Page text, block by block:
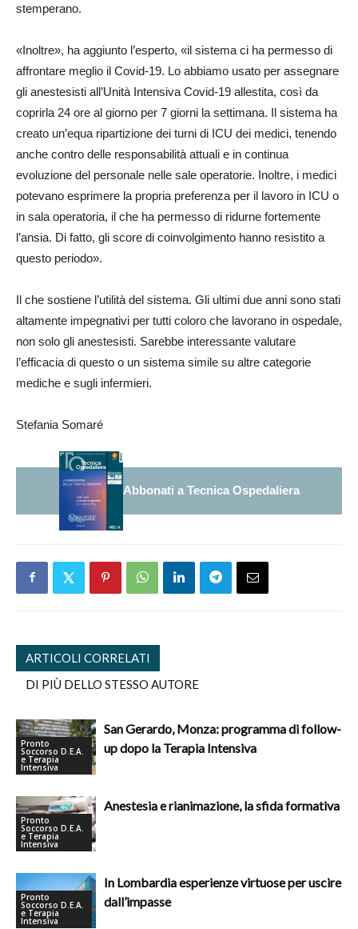
stemperano.
«Inoltre», ha aggiunto l’esperto, «il sistema ci ha permesso di
affrontare meglio il Covid-19. Lo abbiamo usato per assegnare
gli anestesisti all’Unità Intensiva Covid-19 allestita, così da
coprirla 24 ore al giorno per 7 giorni la settimana. Il sistema ha
creato un’equa ripartizione dei turni di ICU dei medici, tenendo
anche contro delle responsabilità attuali e in continua
evoluzione del personale nelle sale operatorie. Inoltre, i medici
potevano esprimere la propria preferenza per il lavoro in ICU o
in sala operatoria, il che ha permesso di ridurne fortemente
l’ansia. Di fatto, gli score di coinvolgimento hanno resistito a
questo periodo».
Il che sostiene l’utilità del sistema. Gli ultimi due anni sono stati
altamente impegnativi per tutti coloro che lavorano in ospedale,
non solo gli anestesisti. Sarebbe interessante valutare
l’efficacia di questo o un sistema simile su altre categorie
mediche e sugli infermieri.
Stefania Somaré
Abbonati a Tecnica Ospedaliera
ARTICOLI CORRELATI
DI PIÙ DELLO STESSO AUTORE
Pronto
Soccorso D.E.A.
e Terapia
Intensiva
San Gerardo, Monza: programma di follow-
up dopo la Terapia Intensiva
Pronto
Soccorso D.E.A.
e Terapia
Intensiva
Anestesia e rianimazione, la sfida formativa
Pronto
Soccorso D.E.A.
e Terapia
Intensiva
In Lombardia esperienze virtuose per uscire
dall’impasse